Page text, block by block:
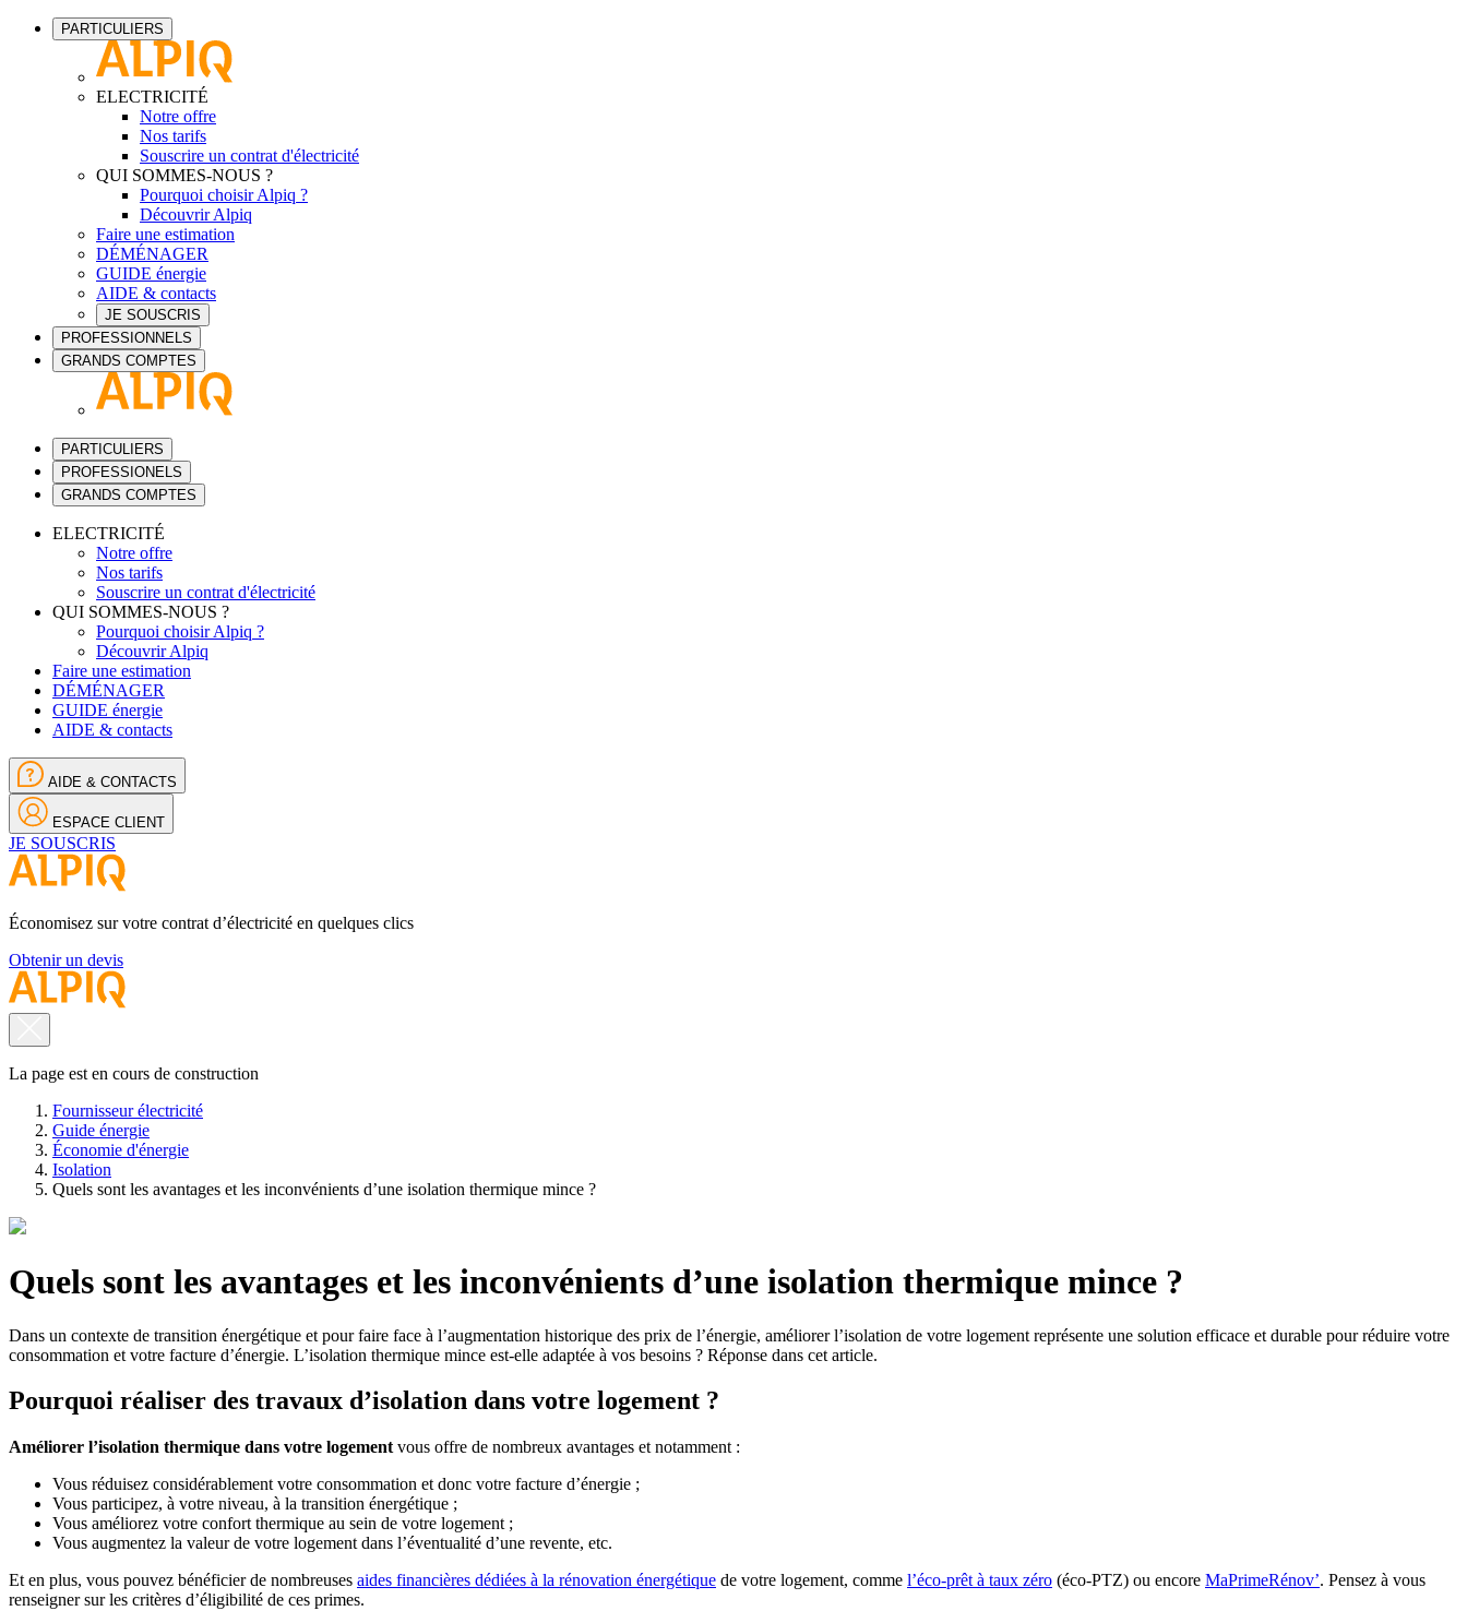
PARTICULIERS
ELECTRICITÉ
Notre offre
Nos tarifs
Souscrire un contrat d'électricité
QUI SOMMES-NOUS ?
Pourquoi choisir Alpiq ?
Découvrir Alpiq
Faire une estimation
DÉMÉNAGER
GUIDE énergie
AIDE & contacts
JE SOUSCRIS
PROFESSIONNELS
GRANDS COMPTES
PARTICULIERS
PROFESSIONELS
GRANDS COMPTES
ELECTRICITÉ
Notre offre
Nos tarifs
Souscrire un contrat d'électricité
QUI SOMMES-NOUS ?
Pourquoi choisir Alpiq ?
Découvrir Alpiq
Faire une estimation
DÉMÉNAGER
GUIDE énergie
AIDE & contacts
AIDE & CONTACTS
ESPACE CLIENT
JE SOUSCRIS
Économisez sur votre contrat d’électricité en quelques clics
Obtenir un devis
La page est en cours de construction
Fournisseur électricité
Guide énergie
Économie d'énergie
Isolation
Quels sont les avantages et les inconvénients d’une isolation thermique mince ?
Quels sont les avantages et les inconvénients d’une isolation thermique mince ?
Dans un contexte de transition énergétique et pour faire face à l’augmentation historique des prix de l’énergie, améliorer l’isolation de votre logement représente une solution efficace et durable pour réduire votre
consommation et votre facture d’énergie. L’isolation thermique mince est-elle adaptée à vos besoins ? Réponse dans cet article.
Pourquoi réaliser des travaux d’isolation dans votre logement ?
Améliorer l’isolation thermique dans votre logement vous offre de nombreux avantages et notamment :
Vous réduisez considérablement votre consommation et donc votre facture d’énergie ;
Vous participez, à votre niveau, à la transition énergétique ;
Vous améliorez votre confort thermique au sein de votre logement ;
Vous augmentez la valeur de votre logement dans l’éventualité d’une revente, etc.
Et en plus, vous pouvez bénéficier de nombreuses aides financières dédiées à la rénovation énergétique de votre logement, comme l’éco-prêt à taux zéro (éco-PTZ) ou encore MaPrimeRénov’. Pensez à vous
renseigner sur les critères d’éligibilité de ces primes.